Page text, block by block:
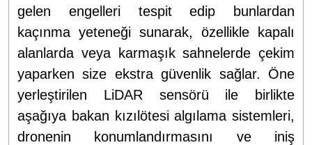
gelen engelleri tespit edip bunlardan
kaçınma yeteneği sunarak, özellikle kapalı
alanlarda veya karmaşık sahnelerde çekim
yaparken size ekstra güvenlik sağlar. Öne
yerleştirilen LiDAR sensörü ile birlikte
aşağıya bakan kızılötesi algılama sistemleri,
dronenin konumlandırmasını ve iniş